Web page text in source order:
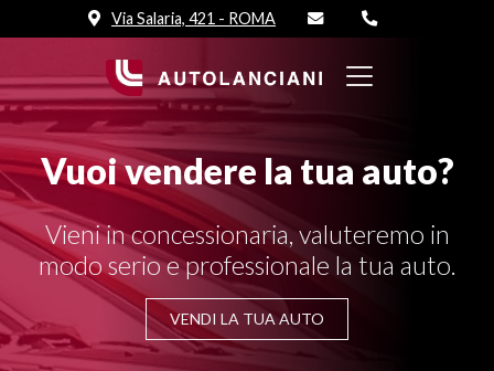
Via Salaria, 421 - ROMA
Vuoi vendere la tua auto?
Vieni in concessionaria, valuteremo in
modo serio e professionale la tua auto.
VENDI LA TUA AUTO